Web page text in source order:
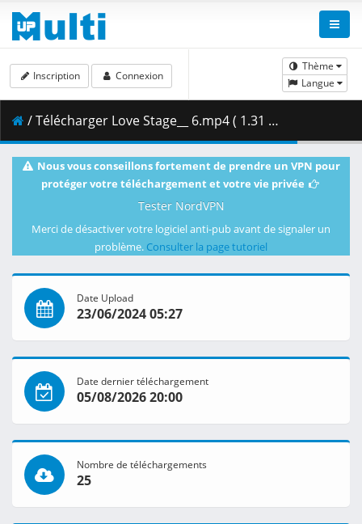
Thème
Langue
Inscription Connexion
/ Télécharger Love Stage__ 6.mp4 ( 1.31 GB )
Nous vous conseillons fortement de prendre un VPN pour
protéger votre téléchargement et votre vie privée
Tester NordVPN
Merci de désactiver votre logiciel anti-pub avant de signaler un
problème. Consulter la page tutoriel
Date Upload
23/06/2024 05:27
Date dernier téléchargement
05/08/2026 20:00
Nombre de téléchargements
25